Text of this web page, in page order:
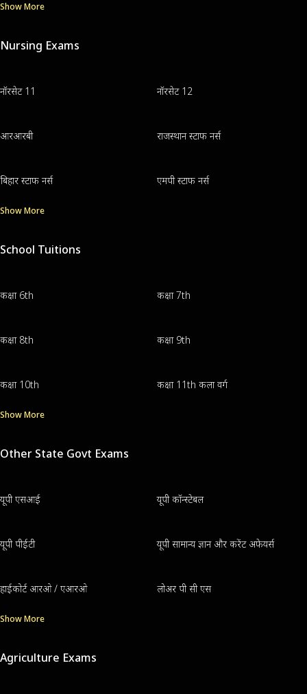
Show More
Nursing Exams
नॉरसेट 11 नॉरसेट 12
आरआरबी राजस्थान स्टाफ नर्स
बिहार स्टाफ नर्स एमपी स्टाफ नर्स
Show More
School Tuitions
कक्षा 6th कक्षा 7th
कक्षा 8th कक्षा 9th
कक्षा 10th कक्षा 11th कला वर्ग
Show More
Other State Govt Exams
यूपी एसआई यूपी कॉन्स्टेबल
यूपी पीईटी यूपी सामान्य ज्ञान और करेंट अफेयर्स
हाईकोर्ट आरओ / एआरओ लोअर पी सी एस
Show More
Agriculture Exams